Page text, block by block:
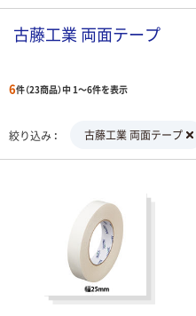
古藤工業 両面テープ
6件（23商品）中 1～6件を表示
絞り込み 古藤工業 両面テープ